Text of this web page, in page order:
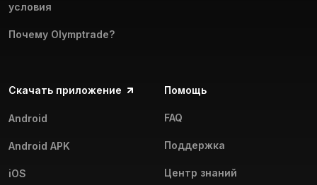
условия
Почему Olymptrade?
Скачать приложение
Android
Android APK
iOS
Помощь
FAQ
Поддержка
Центр знаний